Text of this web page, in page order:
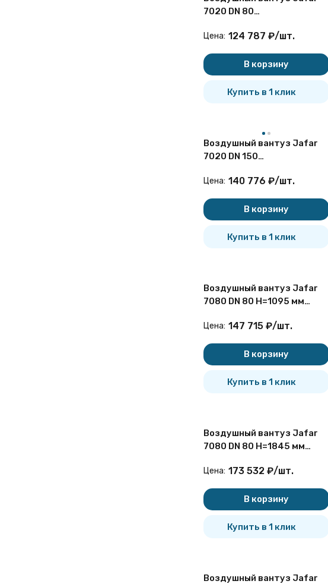
7020 DN 80
канализационный
Цена: 124 787 ₽/шт.
В корзину
Купить в 1 клик
Воздушный вантуз Jafar
7020 DN 150
канализационный
Цена: 140 776 ₽/шт.
В корзину
Купить в 1 клик
Воздушный вантуз Jafar
7080 DN 80 H=1095 мм
бесколодезной установки
Цена: 147 715 ₽/шт.
В корзину
Купить в 1 клик
Воздушный вантуз Jafar
7080 DN 80 H=1845 мм
бесколодезной установки
Цена: 173 532 ₽/шт.
В корзину
Купить в 1 клик
Воздушный вантуз Jafar